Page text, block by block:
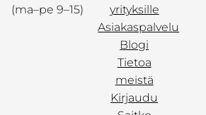
(ma–pe 9–15)
yrityksille
Asiakaspalvelu
Blogi
Tietoa
meistä
Kirjaudu